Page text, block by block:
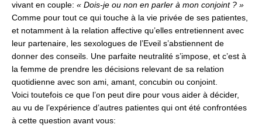
vivant en couple: « Dois-je ou non en parler à mon conjoint ? »
Comme pour tout ce qui touche à la vie privée de ses patientes,
et notamment à la relation affective qu’elles entretiennent avec
leur partenaire, les sexologues de l’Eveil s’abstiennent de
donner des conseils. Une parfaite neutralité s’impose, et c’est à
la femme de prendre les décisions relevant de sa relation
quotidienne avec son ami, amant, concubin ou conjoint.
Voici toutefois ce que l’on peut dire pour vous aider à décider,
au vu de l’expérience d’autres patientes qui ont été confrontées
à cette question avant vous: